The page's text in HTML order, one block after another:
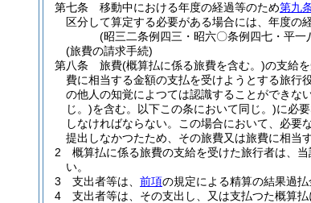
第七条
移動中における年度の経過等のため第九
区分して算定する必要がある場合には、年度の
(昭三二条例四三・昭六〇条例四七・平
(旅費の請求手続)
第八条
旅費(概算払に係る旅費を含む。)の支給
費に相当する金額の支払を受けようとする旅行
の他人の知覚によつては認識することができな
じ。)を含む。以下この条において同じ。)に必
しなければならない。
この場合において、必要
提出しなかつたため、その旅費又は旅費に相当
2
概算払に係る旅費の支給を受けた旅行者は、
い。
3
支出者等は、 前項の規定による精算の結果過
4
支出者等は、その支出し、又は支払つた概算